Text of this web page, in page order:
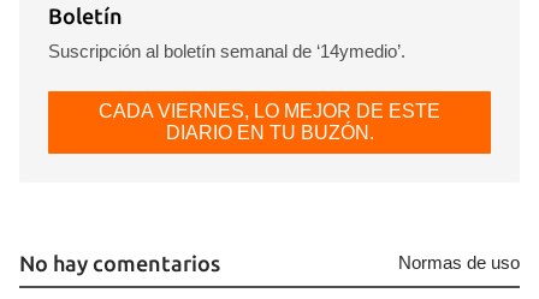
Boletín
Suscripción al boletín semanal de ‘14ymedio’.
CADA VIERNES, LO MEJOR DE ESTE
DIARIO EN TU BUZÓN.
No hay comentarios Normas de uso